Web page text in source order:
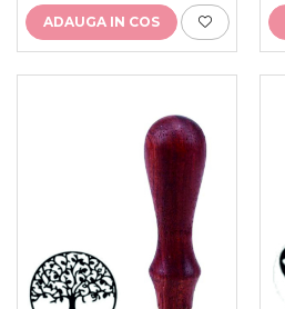
ADAUGA IN COS